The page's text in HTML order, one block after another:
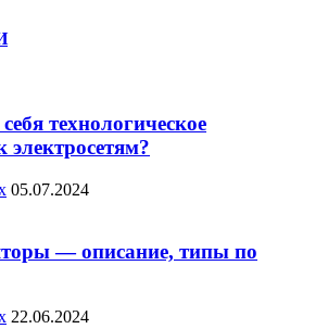
технологическое
электросетям?
05.07.2024
— описание, типы по
22.06.2024